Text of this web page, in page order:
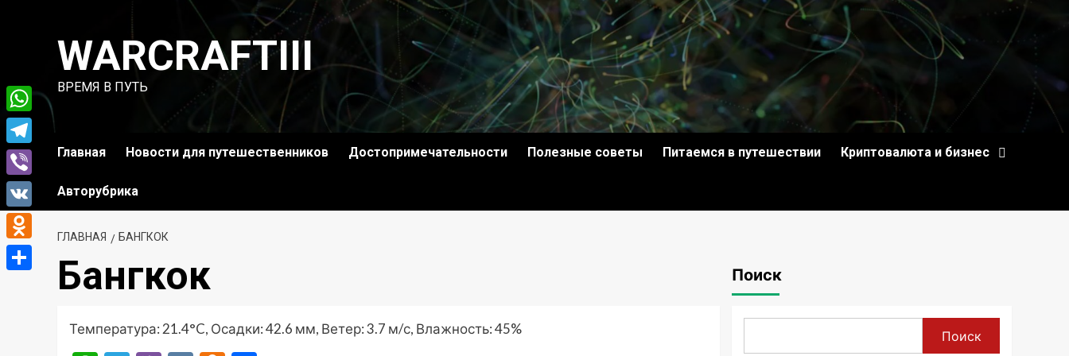
содержимомуWARCRAFTIII
ВРЕМЯ В ПУТЬ
Главная Новости для путешественников Достопримечательности Полезные советы Питаемся в путешествии Криптовалюта и бизнес
Авторубрика
ГЛАВНАЯ БАНГКОК
Бангкок
Температура: 21.4°C, Осадки: 42.6 мм, Ветер: 3.7 м/с, Влажность: 45%
Поиск
Поиск
WhatsApp
Telegram
Viber
VK
Odnoklassniki
Отправить